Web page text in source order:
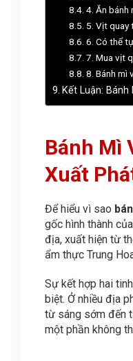
4. Ăn bánh
5. Vịt quay
6. Có thể
7. Mua vịt
8. Bánh mì
Kết Luận:
Bánh Mì
Xuất
Để hiểu vì sao
gốc hình thành
địa, xuất hiện từ
ẩm thực Trung
Sự kết hợp hai
biệt. Ở nhiều địa
từ sáng sớm đến
một phần không